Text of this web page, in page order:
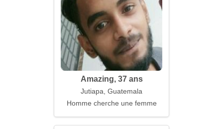
Amazing, 37 ans
Jutiapa, Guatemala
Homme cherche une femme